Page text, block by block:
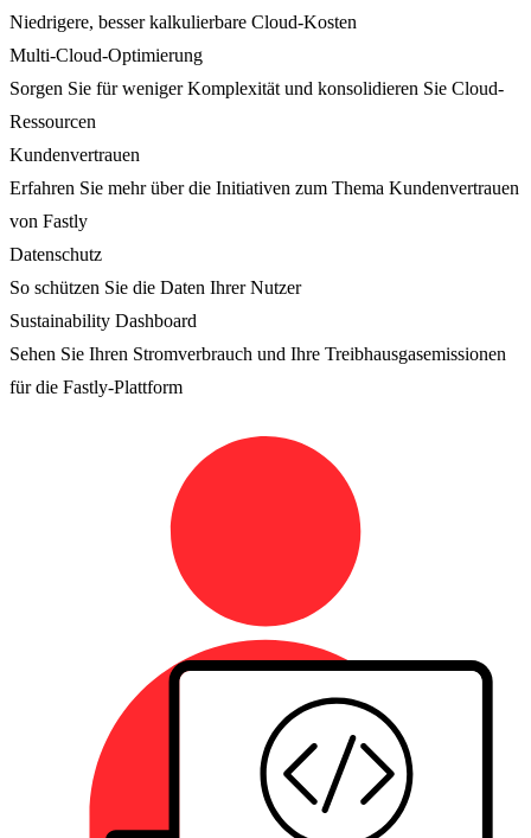
Niedrigere, besser kalkulierbare Cloud-Kosten
Multi-Cloud-Optimierung
Sorgen Sie für weniger Komplexität und konsolidieren Sie Cloud-
Ressourcen
Kundenvertrauen
Erfahren Sie mehr über die Initiativen zum Thema Kundenvertrauen
von Fastly
Datenschutz
So schützen Sie die Daten Ihrer Nutzer
Sustainability Dashboard
Sehen Sie Ihren Stromverbrauch und Ihre Treibhausgasemissionen
für die Fastly-Plattform